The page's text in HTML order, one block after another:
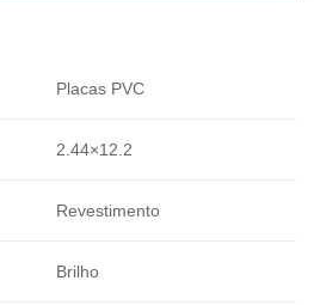
Placas PVC
2.44×12.2
Revestimento
Brilho